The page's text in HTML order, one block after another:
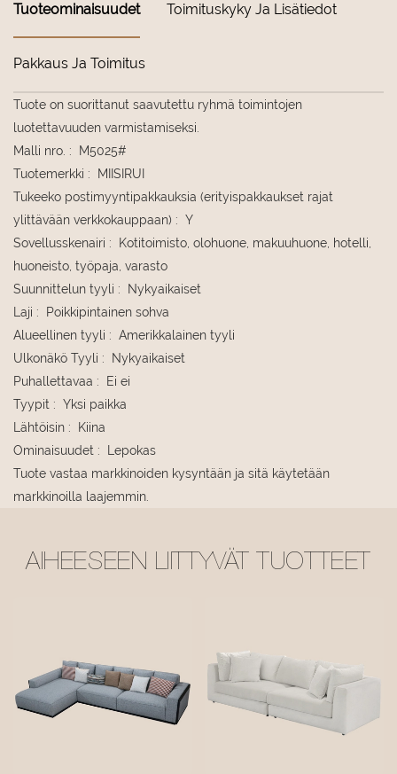
Tuoteominaisuudet Toimituskyky Ja Lisätiedot
Pakkaus Ja Toimitus
Tuote on suorittanut saavutettu ryhmä toimintojen
luotettavuuden varmistamiseksi.
Malli nro. :
M5025#
Tuotemerkki :
MIISIRUI
Tukeeko postimyyntipakkauksia (erityispakkaukset rajat
ylittävään verkkokauppaan) : Y
Sovellusskenairi :
Kotitoimisto, olohuone, makuuhuone, hotelli,
huoneisto, työpaja, varasto
Suunnittelun tyyli :
Nykyaikaiset
Laji :
Poikkipintainen sohva
Alueellinen tyyli : Amerikkalainen tyyli
Ulkonäkö Tyyli :
Nykyaikaiset
Puhallettavaa :
Ei ei
Tyypit : Yksi paikka
Lähtöisin :
Kiina
Ominaisuudet :
Lepokas
Tuote vastaa markkinoiden kysyntään ja sitä käytetään
markkinoilla laajemmin.
AIHEESEEN LIITTYVÄT TUOTTEET